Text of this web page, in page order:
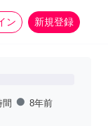
ン 新規登録
more_horiz
fiber_manual_record 8年前